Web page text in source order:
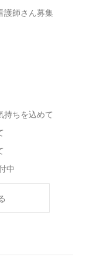
師さん募集
持ちを込めて
中